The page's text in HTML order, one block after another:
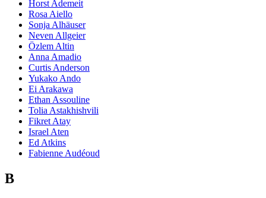
Horst Ademeit
Rosa Aiello
Sonja Alhäuser
Neven Allgeier
Özlem Altin
Anna Amadio
Curtis Anderson
Yukako Ando
Ei Arakawa
Ethan Assouline
Tolia Astakhishvili
Fikret Atay
Israel Aten
Ed Atkins
Fabienne Audéoud
B